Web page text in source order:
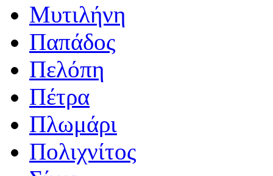
Μυτιλήνη
Παπάδος
Πελόπη
Πέτρα
Πλωμάρι
Πολιχνίτος